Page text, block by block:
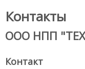
Контакты
ООО НПП
Контакт